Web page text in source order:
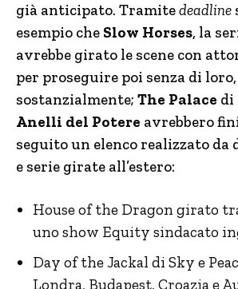
già anticipato. Tramitedeadline
esempio che Slow Horses, la
avrebbe girato le scene con
per proseguire poi senza di
sostanzialmente; The Palace di
Anelli del Potere avrebbero
seguito un elenco realizzato da
e serie girate all’estero:
House of the Dragon girato
uno show Equity sindacato
Day of the Jackal di Sky e
Londra, Budapest, Croazia e